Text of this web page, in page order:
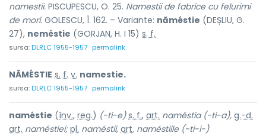
namestii. PISCUPESCU, O. 25. Namestii de fabrice cu felurimi
de mori. GOLESCU, Î. 162. – Variante: năméstie (DEȘLIU, G.
27), neméstie (GORJAN, H. I 15) s. f.
sursa:DLRLC 1955-1957 permalink
NĂMÉSTIE s. f. v. namestie.
sursa:DLRLC 1955-1957 permalink
naméstie (înv., reg.) (-ti-e) s. f., art. naméstia (-ti-a), g.-d.
art. naméstiei; pl. naméstii, art. naméstiile (-ti-i-)